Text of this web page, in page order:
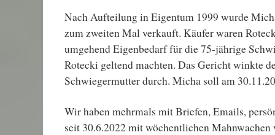
Nach Aufteilung in Eigentum 1999 wurde
zum zweiten Mal verkauft. Käufer waren
umgehend Eigenbedarf für die 75-jährige
Rotecki geltend machten. Das Gericht winkte
Schwiegermutter durch. Micha soll am
Wir haben mehrmals mit Briefen, Emails,
seit 30.6.2022 mit wöchentlichen Mahnwachen